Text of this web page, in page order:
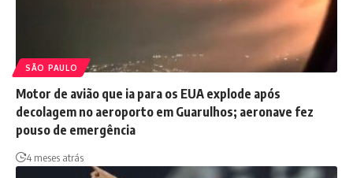
SÃO PAULO
Motor de avião que ia para os EUA explode após
decolagem no aeroporto em Guarulhos; aeronave fez
pouso de emergência
4 meses atrás